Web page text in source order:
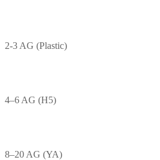
2-3 AG (Plastic)
4–6 AG (H5)
8–20 AG (YA)